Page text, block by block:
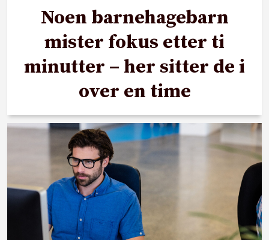
Noen barnehagebarn
mister fokus etter ti
minutter – her sitter de i
over en time